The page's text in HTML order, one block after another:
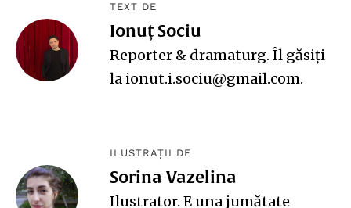
TEXT DE
Ionuț Sociu
Reporter & dramaturg. Îl găsiți
la ionut.i.sociu@gmail.com.
ILUSTRAȚII DE
Sorina Vazelina
Ilustrator. E una jumătate